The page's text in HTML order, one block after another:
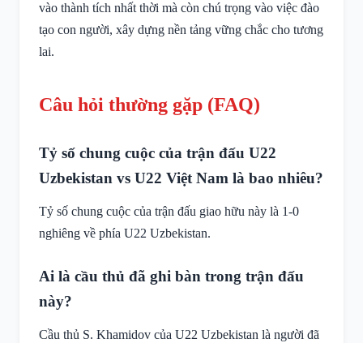
vào thành tích nhất thời mà còn chú trọng vào việc đào
tạo con người, xây dựng nền tảng vững chắc cho tương
lai.
Câu hỏi thường gặp (FAQ)
Tỷ số chung cuộc của trận đấu U22
Uzbekistan vs U22 Việt Nam là bao nhiêu?
Tỷ số chung cuộc của trận đấu giao hữu này là 1-0
nghiêng về phía U22 Uzbekistan.
Ai là cầu thủ đã ghi bàn trong trận đấu
này?
Cầu thủ S. Khamidov của U22 Uzbekistan là người đã